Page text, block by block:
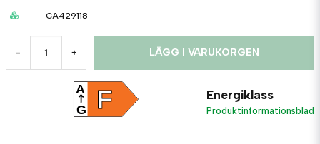
CA429118
- + LÄGG I VARUKORGEN
F
A
G
Energiklass
Produktinformationsblad